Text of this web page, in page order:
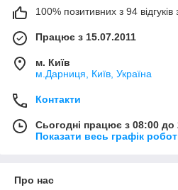
100% позитивних з 94 відгуків
Працює з 15.07.2011
м. Київ
м.Дарниця, Київ, Україна
Контакти
Сьогодні працює з 08:00 до
Показати весь графік
Про нас